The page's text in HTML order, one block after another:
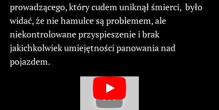
prowadzącego, który cudem uniknął śmierci, było
widać, że nie hamulce są problemem, ale
niekontrolowane przyspieszenie i brak
jakichkolwiek umiejętności panowania nad
pojazdem.